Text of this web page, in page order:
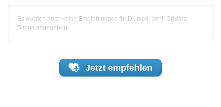
Es wurden noch keine Empfehlungen für Dr. med. dent. Cristina
Simon abgegeben.
Jetzt empfehlen